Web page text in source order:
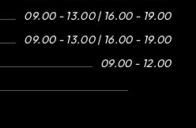
09.00 - 13.00 | 16.00 - 19.00
09.00 - 13.00 | 16.00 - 19.00
09.00 - 12.00